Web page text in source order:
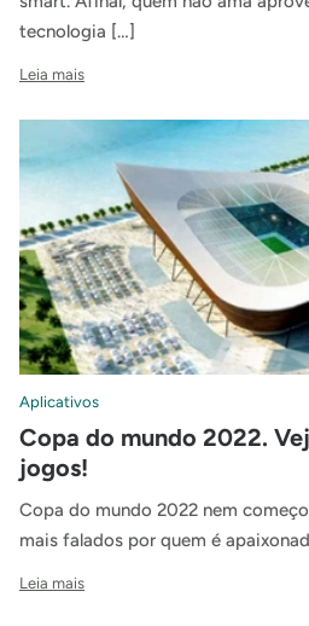
tecnologia […]
Leia mais
Aplicativos
Copa do mundo 2022.
jogos!
Copa do mundo 2022 nem
mais falados por quem é
Leia mais